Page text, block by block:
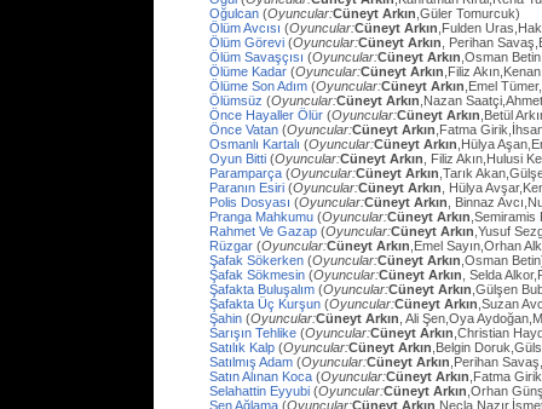
Oğulcan (Oyuncular:Cüneyt Arkın ,Güler Tomurcuk)
Ölüm Avcısı (Oyuncular:Cüneyt Arkın ,Fulden
Ölüm Görevi (Oyuncular:Cüneyt Arkın , Perihan
Ölüm Savaşçısı (Oyuncular:Cüneyt Arkın ,Osman
Ölüme Kadar (Oyuncular:Cüneyt Arkın ,Filiz
Ölüme Son Adım (Oyuncular:Cüneyt Arkın ,Emel
Ölümsüz (Oyuncular:Cüneyt Arkın ,Nazan
Önce Hayaller Ölür (Oyuncular:Cüneyt Arkın ,Betül
Önce Vatan (Oyuncular:Cüneyt Arkın ,Fatma
Osmanlı Kartalı (Oyuncular:Cüneyt Arkın ,Hülya
Oyun Bitti (Oyuncular:Cüneyt Arkın , Filiz Akın,Hulusi
Paramparça (Oyuncular:Cüneyt Arkın ,Tarık
Paranın Esiri (Oyuncular:Cüneyt Arkın , Hülya
Polis Dosyası (Oyuncular:Cüneyt Arkın , Binnaz
Pranga Mahkumu (Oyuncular:Cüneyt Arkın
Rahmet Ve Gazap (Oyuncular:Cüneyt Arkın ,Yusuf
Rüzgar (Oyuncular:Cüneyt Arkın ,Emel Sayın,Orhan
Şafak Sökerken (Oyuncular:Cüneyt Arkın ,Osman
Şafak Sökmesin (Oyuncular:Cüneyt Arkın , Selda
Şafakta Buluşalım (Oyuncular:Cüneyt Arkın ,Gülşen
Şafakta Üç Kurşun (Oyuncular:Cüneyt Arkın ,Suzan
Şahin (Oyuncular:Cüneyt Arkın , Ali Şen,Oya
Sarışın Tehlike (Oyuncular:Cüneyt Arkın ,Christian
Satılık Kalp (Oyuncular:Cüneyt Arkın ,Belgin
Satılmış Adam (Oyuncular:Cüneyt Arkın ,Perihan
Satın Alınan Koca (Oyuncular:Cüneyt Arkın ,Fatma
Selahattin Eyyubi (Oyuncular:Cüneyt Arkın ,Orhan
Sen Ağlama (Oyuncular:Cüneyt Arkın ,Necla